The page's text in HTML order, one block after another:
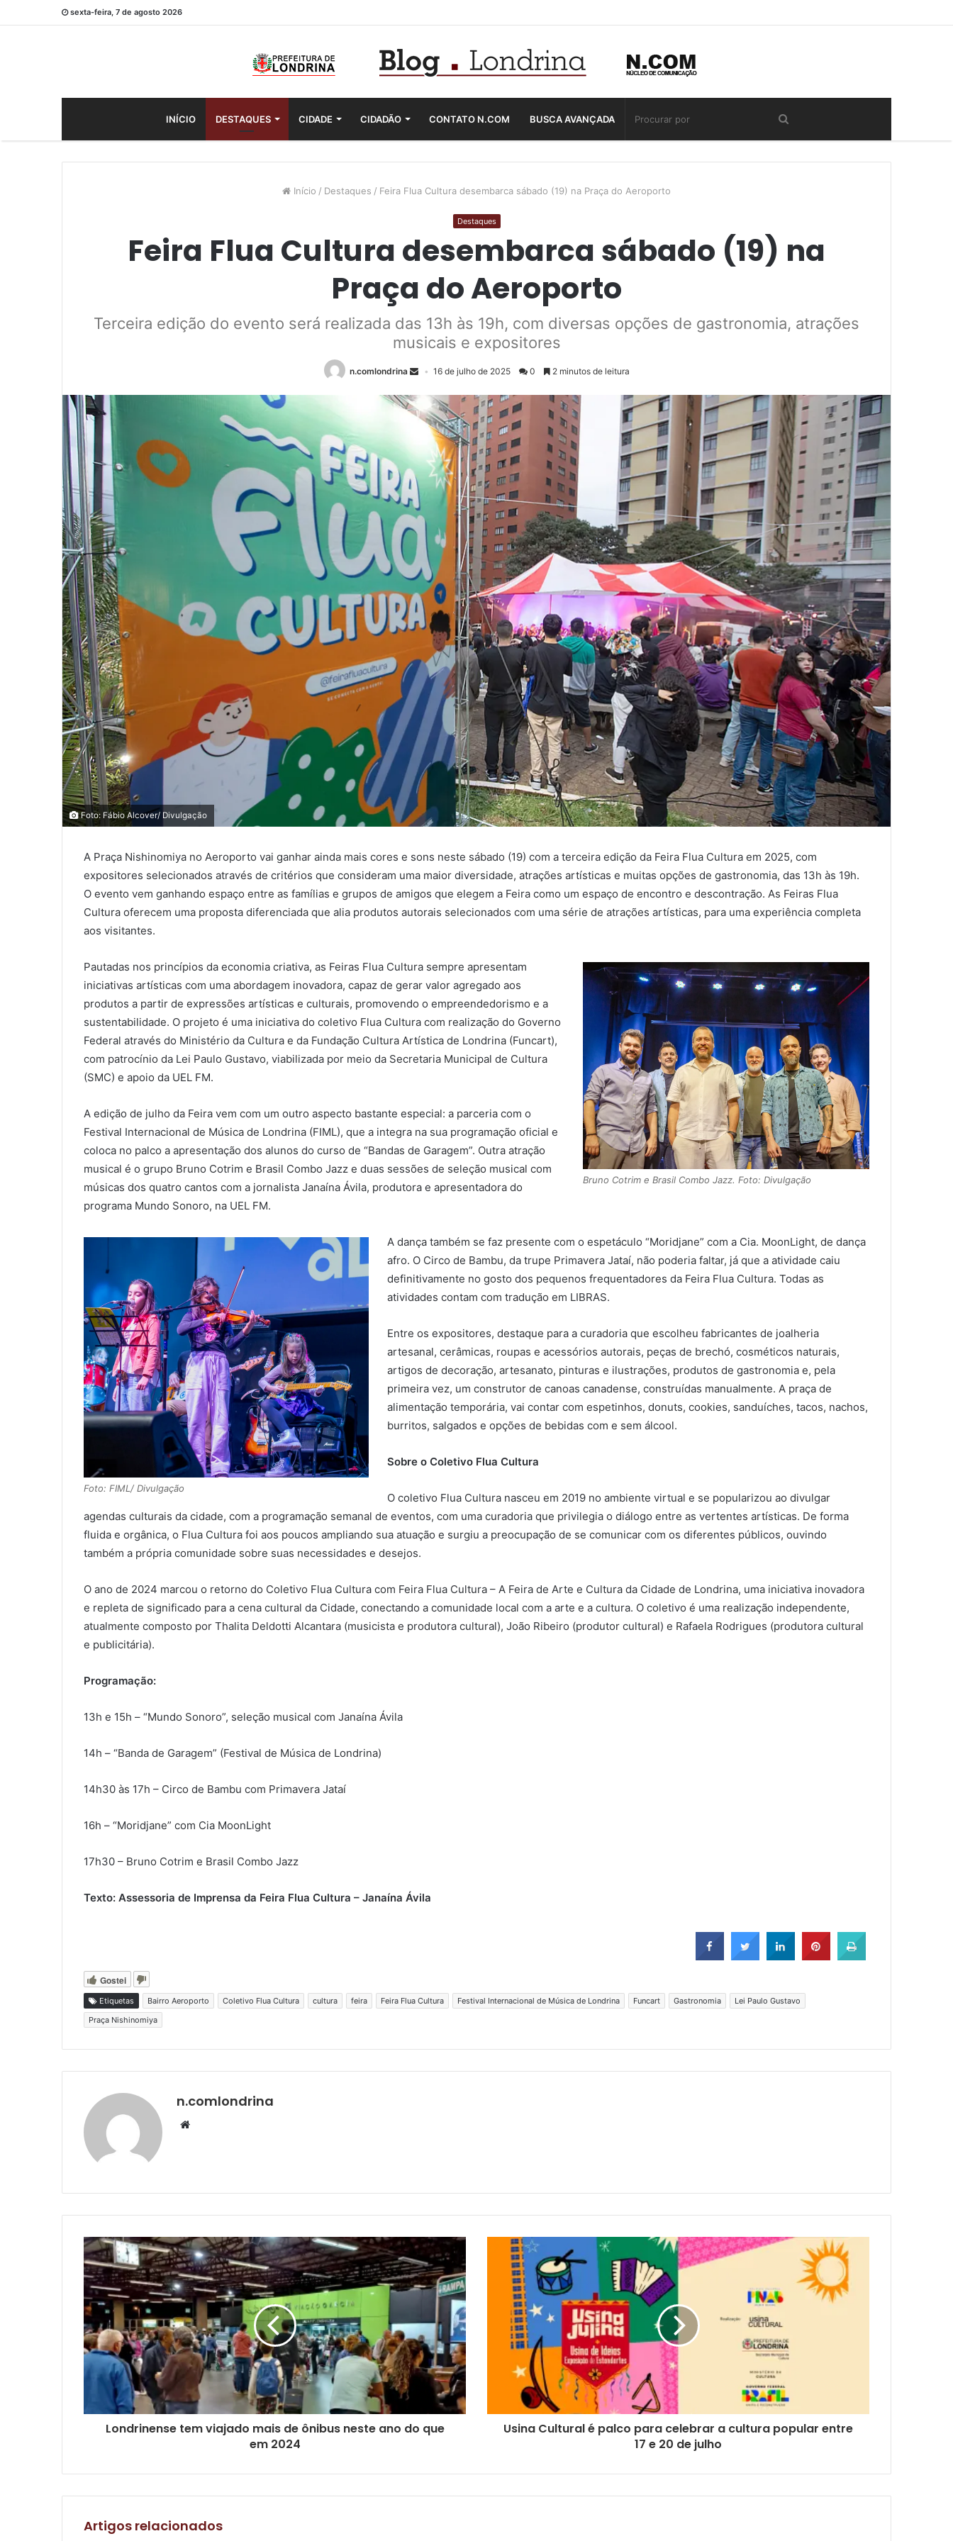
sexta-feira, 7 de agosto 2026
INÍCIO DESTAQUES CIDADE CIDADÃO CONTATO N.COM BUSCA AVANÇADA
Início / Destaques / Feira Flua Cultura desembarca sábado (19) na Praça do Aeroporto
Destaques
Feira Flua Cultura desembarca sábado (19) na
Praça do Aeroporto
Terceira edição do evento será realizada das 13h às 19h, com diversas opções de gastronomia, atrações
musicais e expositores
n.comlondrina 16 de julho de 2025 0 2 minutos de leitura
Foto: Fábio Alcover/ Divulgação
A Praça Nishinomiya no Aeroporto vai ganhar ainda mais cores e sons neste sábado (19) com a terceira edição da Feira Flua Cultura em 2025, com
expositores selecionados através de critérios que consideram uma maior diversidade, atrações artísticas e muitas opções de gastronomia, das 13h às 19h.
O evento vem ganhando espaço entre as famílias e grupos de amigos que elegem a Feira como um espaço de encontro e descontração. As Feiras Flua
Cultura oferecem uma proposta diferenciada que alia produtos autorais selecionados com uma série de atrações artísticas, para uma experiência completa
aos visitantes.
Bruno Cotrim e Brasil Combo Jazz. Foto: Divulgação
Pautadas nos princípios da economia criativa, as Feiras Flua Cultura sempre apresentam
iniciativas artísticas com uma abordagem inovadora, capaz de gerar valor agregado aos
produtos a partir de expressões artísticas e culturais, promovendo o empreendedorismo e a
sustentabilidade. O projeto é uma iniciativa do coletivo Flua Cultura com realização do Governo
Federal através do Ministério da Cultura e da Fundação Cultura Artística de Londrina (Funcart),
com patrocínio da Lei Paulo Gustavo, viabilizada por meio da Secretaria Municipal de Cultura
(SMC) e apoio da UEL FM.
A edição de julho da Feira vem com um outro aspecto bastante especial: a parceria com o
Festival Internacional de Música de Londrina (FIML), que a integra na sua programação oficial e
coloca no palco a apresentação dos alunos do curso de “Bandas de Garagem”. Outra atração
musical é o grupo Bruno Cotrim e Brasil Combo Jazz e duas sessões de seleção musical com
músicas dos quatro cantos com a jornalista Janaína Ávila, produtora e apresentadora do
programa Mundo Sonoro, na UEL FM.
Foto: FIML/ Divulgação
A dança também se faz presente com o espetáculo “Moridjane” com a Cia. MoonLight, de dança
afro. O Circo de Bambu, da trupe Primavera Jataí, não poderia faltar, já que a atividade caiu
definitivamente no gosto dos pequenos frequentadores da Feira Flua Cultura. Todas as
atividades contam com tradução em LIBRAS.
Entre os expositores, destaque para a curadoria que escolheu fabricantes de joalheria
artesanal, cerâmicas, roupas e acessórios autorais, peças de brechó, cosméticos naturais,
artigos de decoração, artesanato, pinturas e ilustrações, produtos de gastronomia e, pela
primeira vez, um construtor de canoas canadense, construídas manualmente. A praça de
alimentação temporária, vai contar com espetinhos, donuts, cookies, sanduíches, tacos, nachos,
burritos, salgados e opções de bebidas com e sem álcool.
Sobre o Coletivo Flua Cultura
O coletivo Flua Cultura nasceu em 2019 no ambiente virtual e se popularizou ao divulgar
agendas culturais da cidade, com a programação semanal de eventos, com uma curadoria que privilegia o diálogo entre as vertentes artísticas. De forma
fluida e orgânica, o Flua Cultura foi aos poucos ampliando sua atuação e surgiu a preocupação de se comunicar com os diferentes públicos, ouvindo
também a própria comunidade sobre suas necessidades e desejos.
O ano de 2024 marcou o retorno do Coletivo Flua Cultura com Feira Flua Cultura – A Feira de Arte e Cultura da Cidade de Londrina, uma iniciativa inovadora
e repleta de significado para a cena cultural da Cidade, conectando a comunidade local com a arte e a cultura. O coletivo é uma realização independente,
atualmente composto por Thalita Deldotti Alcantara (musicista e produtora cultural), João Ribeiro (produtor cultural) e Rafaela Rodrigues (produtora cultural
e publicitária).
Programação:
13h e 15h – “Mundo Sonoro”, seleção musical com Janaína Ávila
14h – “Banda de Garagem” (Festival de Música de Londrina)
14h30 às 17h – Circo de Bambu com Primavera Jataí
16h – “Moridjane” com Cia MoonLight
17h30 – Bruno Cotrim e Brasil Combo Jazz
Texto: Assessoria de Imprensa da Feira Flua Cultura – Janaína Ávila
Gostei
Etiquetas Bairro Aeroporto Coletivo Flua Cultura cultura feira Feira Flua Cultura Festival Internacional de Música de Londrina Funcart Gastronomia
Lei Paulo Gustavo
Praça Nishinomiya
n.comlondrina
Website
Londrinense tem viajado mais de ônibus neste ano do que
em 2024
Usina Cultural é palco para celebrar a cultura popular entre
17 e 20 de julho
Artigos relacionados